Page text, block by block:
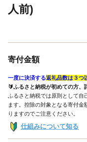
人前)
寄付金額
一度に決済する返礼品数は３つ
🔰ふるさと納税が初めての方、
ふるさと納税では原則として自
ます。控除の対象となる寄付
りますのでご注意ください。
仕組みについて知る